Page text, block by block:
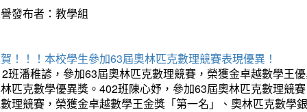
發布者：教學組
！！！本校學生參加63屆奧林匹克數理競賽表現優異！
班潘稚諺，參加63屆奧林匹克數理競賽，榮獲金卓越數學王
匹克數學優異獎。402班陳心妤，參加63屆奧林匹克數理競
理競賽，榮獲金卓越數學王金獎「第一名」、奧林匹克數學